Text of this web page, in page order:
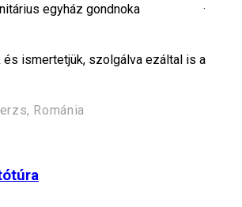
unitárius egyház gondnoka ·
663201
ismertetjük, szolgálva ezáltal is a
Románia